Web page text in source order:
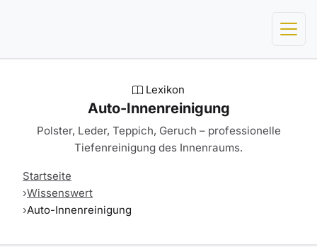
Lexikon
Auto-Innenreinigung
Polster, Leder, Teppich, Geruch – professionelle
Tiefenreinigung des Innenraums.
Startseite
Wissenswert
Auto-Innenreinigung